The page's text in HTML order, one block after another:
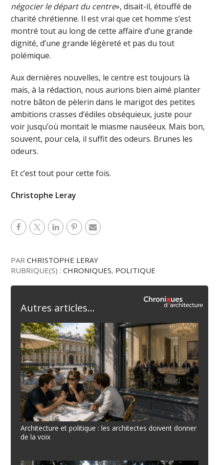
négocier le départ du centre», disait-il, étouffé de
charité chrétienne. Il est vrai que cet homme s’est
montré tout au long de cette affaire d’une grande
dignité, d’une grande légèreté et pas du tout
polémique.
Aux dernières nouvelles, le centre est toujours là
mais, à la rédaction, nous aurions bien aimé planter
notre bâton de pèlerin dans le marigot des petites
ambitions crasses d’édiles obséquieux, juste pour
voir jusqu’où montait le miasme nauséeux. Mais bon,
souvent, pour cela, il suffit des odeurs. Brunes les
odeurs.
Et c’est tout pour cette fois.
Christophe Leray
PARCHRISTOPHE LERAY
RUBRIQUE(S) :CHRONIQUES, POLITIQUE
Autres articles...
Architecture et politique : les architectes doivent donner
de la voix